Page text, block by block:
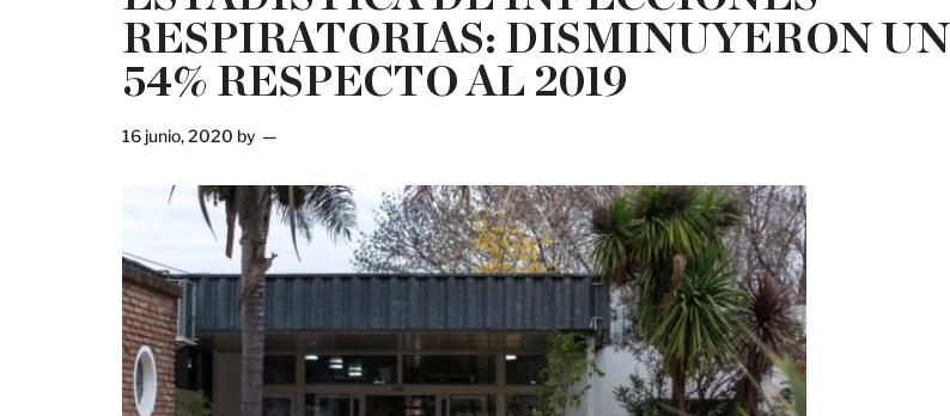
RESPIRATORIAS: DISMINUYERON UN
54% RESPECTO AL 2019
16 junio, 2020 by